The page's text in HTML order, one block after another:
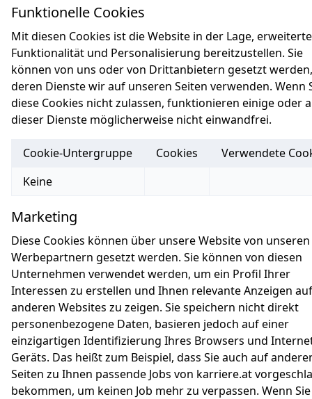
Funktionelle Cookies
Mit diesen Cookies ist die Website in der Lage, erweiterte
Funktionalität und Personalisierung bereitzustellen. Sie
können von uns oder von Drittanbietern gesetzt werden,
deren Dienste wir auf unseren Seiten verwenden. Wenn
diese Cookies nicht zulassen, funktionieren einige oder
dieser Dienste möglicherweise nicht einwandfrei.
Funktionelle Cookies
Cookie-Untergruppe Cookies
Verwendete
Keine
Marketing
Diese Cookies können über unsere Website von unseren
Werbepartnern gesetzt werden. Sie können von diesen
Unternehmen verwendet werden, um ein Profil Ihrer
Interessen zu erstellen und Ihnen relevante Anzeigen auf
anderen Websites zu zeigen. Sie speichern nicht direkt
personenbezogene Daten, basieren jedoch auf einer
einzigartigen Identifizierung Ihres Browsers und
Geräts. Das heißt zum Beispiel, dass Sie auch auf
Seiten zu Ihnen passende Jobs von karriere.at
bekommen, um keinen Job mehr zu verpassen. Wenn